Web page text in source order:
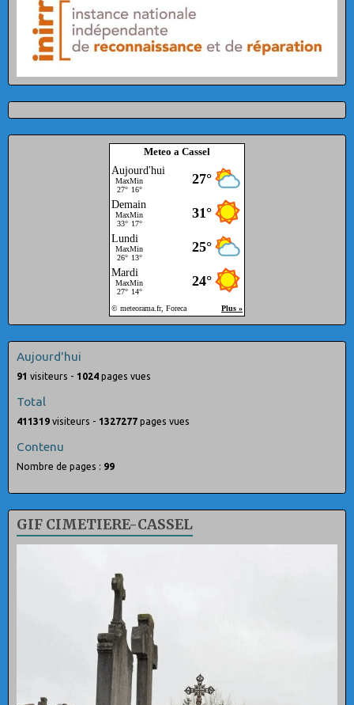
Meteo a Cassel
Aujourd'hui
91 visiteurs - 1024 pages vues
Total
411319 visiteurs - 1327277 pages vues
Contenu
Nombre de pages : 99
GIF CIMETIERE-CASSEL